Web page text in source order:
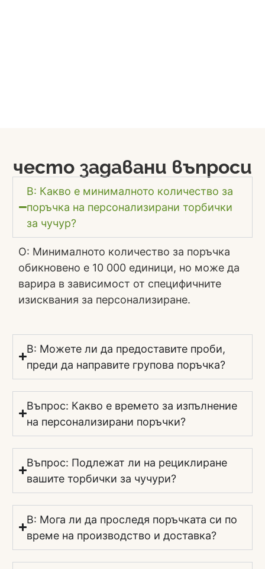
често задавани въпроси
В: Какво е минималното количество за
поръчка на персонализирани торбички
за чучур?
О: Минималното количество за поръчка
обикновено е 10 000 единици, но може да
варира в зависимост от специфичните
изисквания за персонализиране.
В: Можете ли да предоставите проби,
преди да направите групова поръчка?
Въпрос: Какво е времето за изпълнение
на персонализирани поръчки?
Въпрос: Подлежат ли на рециклиране
вашите торбички за чучури?
В: Мога ли да проследя поръчката си по
време на производство и доставка?